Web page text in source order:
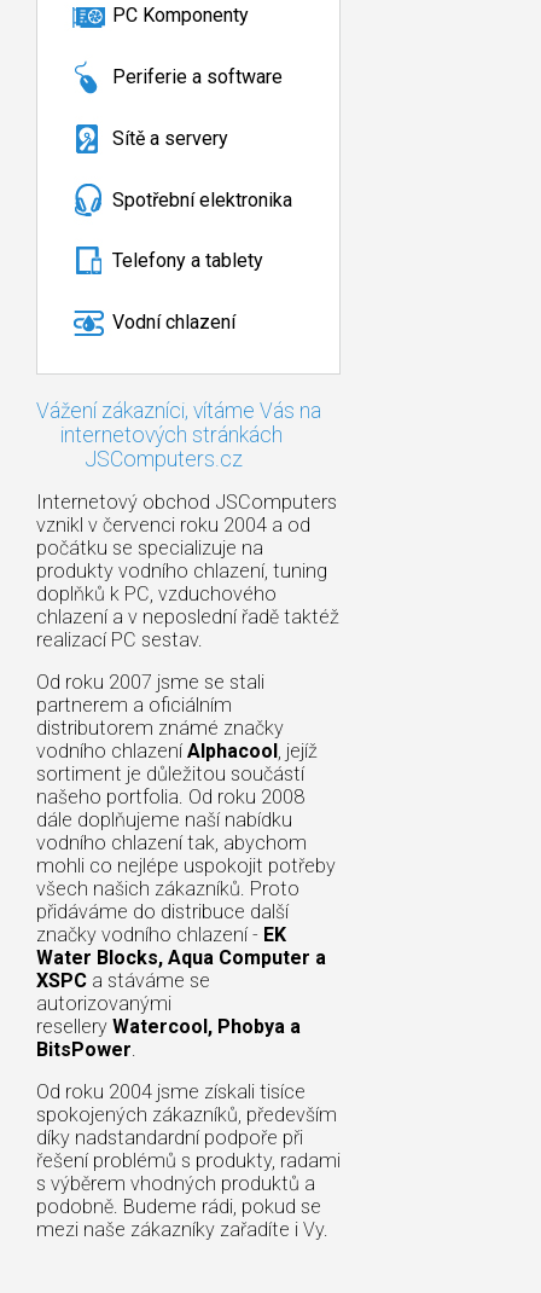
PC Komponenty
Periferie a software
Sítě a servery
Spotřební elektronika
Telefony a tablety
Vodní chlazení
Vážení zákazníci, vítáme Vás na
internetových stránkách
JSComputers.cz
Internetový obchod JSComputers
vznikl v červenci roku 2004 a od
počátku se specializuje na
produkty vodního chlazení, tuning
doplňků k PC, vzduchového
chlazení a v neposlední řadě taktéž
realizací PC sestav.
Od roku 2007 jsme se stali
partnerem a oficiálním
distributorem známé značky
vodního chlazení Alphacool, jejíž
sortiment je důležitou součástí
našeho portfolia. Od roku 2008
dále doplňujeme naší nabídku
vodního chlazení tak, abychom
mohli co nejlépe uspokojit potřeby
všech našich zákazníků. Proto
přidáváme do distribuce další
značky vodního chlazení - EK
Water Blocks, Aqua Computer a
XSPC a stáváme se
autorizovanými
resellery Watercool, Phobya a
BitsPower.
Od roku 2004 jsme získali tisíce
spokojených zákazníků, především
díky nadstandardní podpoře při
řešení problémů s produkty, radami
s výběrem vhodných produktů a
podobně. Budeme rádi, pokud se
mezi naše zákazníky zařadíte i Vy.